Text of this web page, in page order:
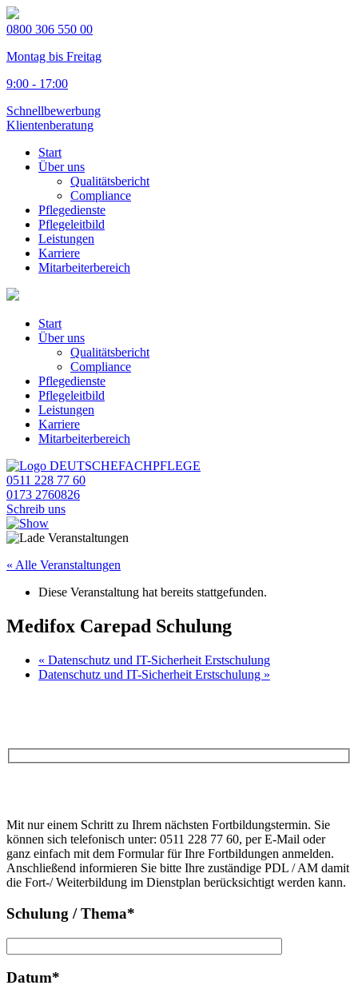
0800 306 550 00
Montag bis Freitag
9:00 - 17:00
Schnellbewerbung
Klientenberatung
Start
Über uns
Qualitätsbericht
Compliance
Pflegedienste
Pflegeleitbild
Leistungen
Karriere
Mitarbeiterbereich
Start
Über uns
Qualitätsbericht
Compliance
Pflegedienste
Pflegeleitbild
Leistungen
Karriere
Mitarbeiterbereich
0511 228 77 60
0173 2760826
Schreib uns
« Alle Veranstaltungen
Diese Veranstaltung hat bereits stattgefunden.
Medifox Carepad Schulung
« Datenschutz und IT-Sicherheit Erstschulung
Datenschutz und IT-Sicherheit Erstschulung »
Feld
leer.
lasse
dieses
Feld
leer.
Mit nur einem Schritt zu Ihrem nächsten Fortbildungstermin. Sie
können sich telefonisch unter: 0511 228 77 60, per E-Mail oder
ganz einfach mit dem Formular für Ihre Fortbildungen anmelden.
Anschließend informieren Sie bitte Ihre zuständige PDL / AM damit
die Fort-/ Weiterbildung im Dienstplan berücksichtigt werden kann.
Schulung / Thema*
Datum*